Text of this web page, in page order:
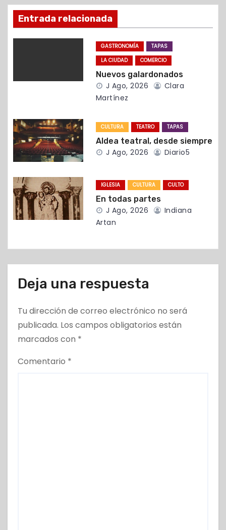
i
ó
e
n
t
r
a
d
s
Entrada relacionada
GASTRONOMÍA
TAPAS
LA CIUDAD
COMERCIO
Nuevos galardonados
J Ago, 2026
Clara
Martínez
CULTURA TEATRO TAPAS
Aldea teatral, desde siempre
J Ago, 2026 Diario5
IGLESIA CULTURA CULTO
En todas partes
J Ago, 2026
Indiana
Artan
Deja una respuesta
Tu dirección de correo electrónico no será
publicada. Los campos obligatorios están
marcados con *
Comentario *